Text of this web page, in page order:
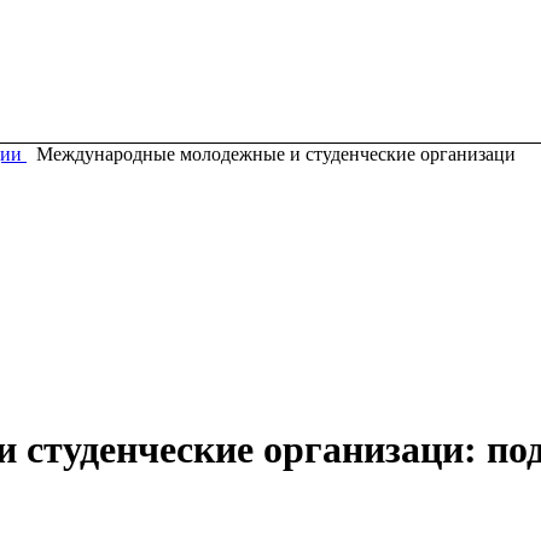
Международные молодежные и студенческие организаци
организаци: